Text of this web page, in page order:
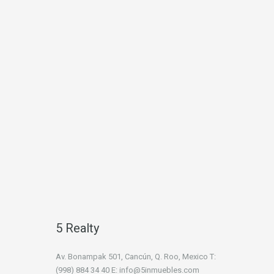
5 Realty
Av. Bonampak 501, Cancún, Q. Roo, Mexico T:
(998) 884 34 40 E: info@5inmuebles.com